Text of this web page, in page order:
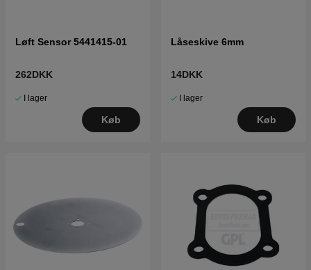
Løft Sensor 5441415-01
262DKK
I lager
Køb
Låseskive 6mm
14DKK
I lager
Køb